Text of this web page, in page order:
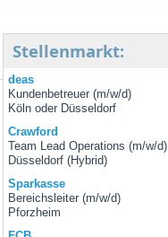
Stellenmarkt:
deas
Kundenbetreuer (m/w/d)
Köln oder Düsseldorf
Crawford
Team Lead Operations (m/w/d)
Düsseldorf (Hybrid)
Sparkasse
Bereichsleiter (m/w/d)
Pforzheim